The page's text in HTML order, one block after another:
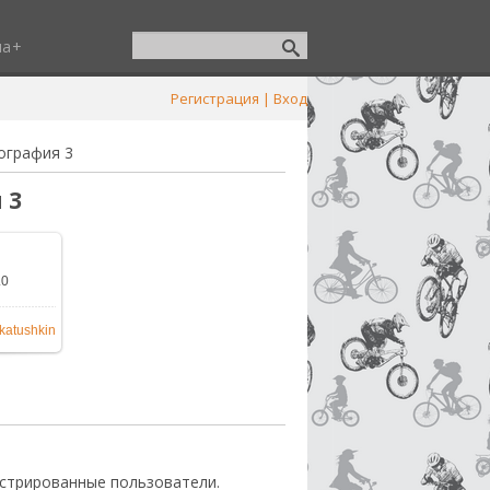
Регистрация | Вход
3
3
пользователи.